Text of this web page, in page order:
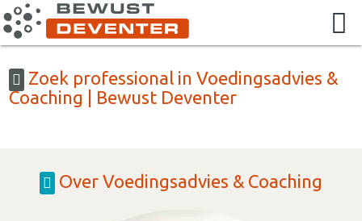
Zoek professional in Voedingsadvies &
Coaching | Bewust Deventer
Over Voedingsadvies & Coaching